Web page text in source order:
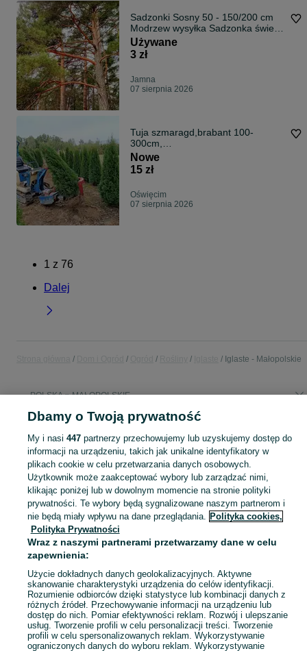
Sadzonki Sosny 50 - 150/200 cm
Modrzew wysyłka Sadzonka świerk
jodła
Używane
3 zł
Jamna
07 sierpnia 2026
Tuja szmaragd,brabant 100-
300cm,
dowozimy,sadzimy,Producent
Nowe
15 zł
Oświęcim
07 sierpnia 2026
1 z 76
Dalej
Iglaste - Małopolskie
POLSKA » MAŁOPOLSKIE
KATEGORIA
Sprzedaż roślin iglastych Małopolskie ✅ Szeroki wybór ofert w atrakcyjnych cenach od różnych sprzedawców ☝ Sprawdź ogłoszenia online na OLX.pl!
Mapa kategorii
Mapa miejscowości
Mapa ministron
Popularne wyszukiwania
Dbamy o Twoją prywatność
My i nasi 447partnerzy przechowujemy lub uzyskujemy dostęp do
informacji na urządzeniu, takich jak unikalne identyfikatory w
plikach cookie w celu przetwarzania danych osobowych.
Użytkownik może zaakceptować wybory lub zarządzać nimi,
klikając poniżej lub w dowolnym momencie na stronie polityki
prywatności. Te wybory będą sygnalizowane naszym partnerom i
nie będą miały wpływu na dane przeglądania. Polityka cookies,
Polityka Prywatności
Wraz z naszymi partnerami przetwarzamy dane w celu
zapewnienia:
Użycie dokładnych danych geolokalizacyjnych. Aktywne
skanowanie charakterystyki urządzenia do celów identyfikacji.
Rozumienie odbiorców dzięki statystyce lub kombinacji danych z
różnych źródeł. Przechowywanie informacji na urządzeniu lub
dostęp do nich. Pomiar efektywności reklam. Rozwój i ulepszanie
usług. Tworzenie profili w celu personalizacji treści. Tworzenie
profili w celu spersonalizowanych reklam. Wykorzystywanie
ograniczonych danych do wyboru reklam. Wykorzystywanie